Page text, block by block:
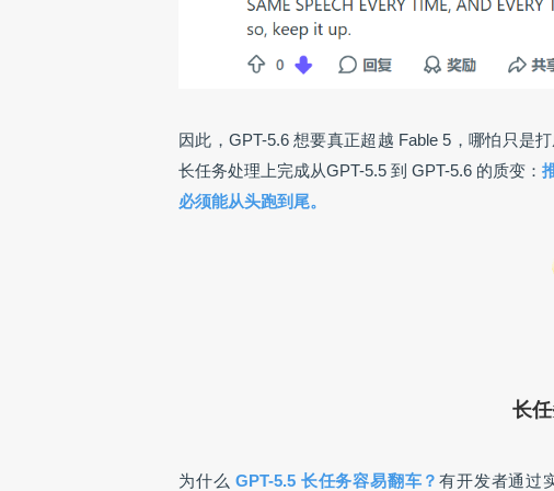
因此，GPT-5.6 想要真正超越 Fable 5，哪怕只是
长任务处理上完成从GPT-5.5 到 GPT-5.6 的质变：
必须能从头跑到尾。
长
为什么GPT-5.5 长任务容易翻车？有开发者通过